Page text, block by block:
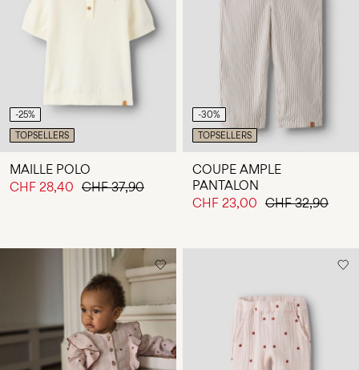
-25%
TOPSELLERS
MAILLE POLO
CHF 28,40 CHF 37,90
-30%
TOPSELLERS
COUPE AMPLE
PANTALON
CHF 23,00 CHF 32,90